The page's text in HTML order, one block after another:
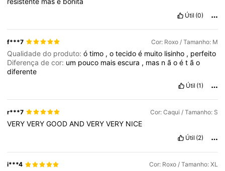
Útil (0)
f***7 Cor: Roxo / Tamanho: M
Qualidade do produto:ótimo ,otecidoé muito lisinho , perfeito
Diferença de cor: um pouco maisescura , mas nãoétão
diferente
Útil (1)
r***7 Cor: Caqui / Tamanho: S
VERYVERYGOODANDVERYVERY NICE
Útil (2)
i***4 Cor: Roxo / Tamanho: XL